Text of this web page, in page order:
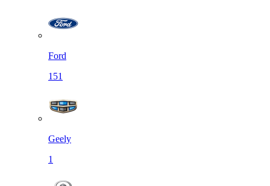
Ford
151
Geely
1